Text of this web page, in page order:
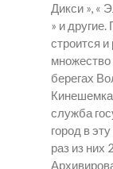
Дикси », «
» и
строится
множество
берегах
Кинешемка
служба
город в
раз из